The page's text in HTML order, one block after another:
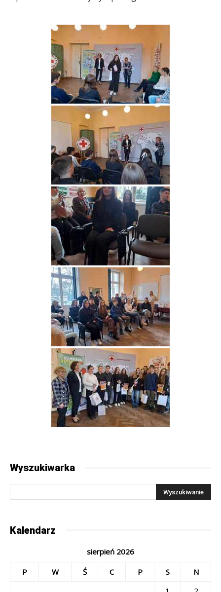
Wyszukiwarka
Kalendarz
sierpień 2026
P W Ś C P S
N